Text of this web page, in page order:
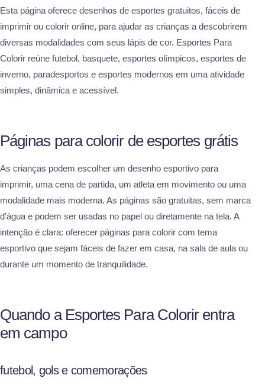
Esta página oferece desenhos de esportes gratuitos, fáceis de
imprimir ou colorir online, para ajudar as crianças a descobrirem
diversas modalidades com seus lápis de cor. Esportes Para
Colorir reúne futebol, basquete, esportes olímpicos, esportes de
inverno, paradesportos e esportes modernos em uma atividade
simples, dinâmica e acessível.
Páginas para colorir de esportes grátis
As crianças podem escolher um desenho esportivo para
imprimir, uma cena de partida, um atleta em movimento ou uma
modalidade mais moderna. As páginas são gratuitas, sem marca
d'água e podem ser usadas no papel ou diretamente na tela. A
intenção é clara: oferecer páginas para colorir com tema
esportivo que sejam fáceis de fazer em casa, na sala de aula ou
durante um momento de tranquilidade.
Quando a Esportes Para Colorir entra
em campo
futebol, gols e comemorações